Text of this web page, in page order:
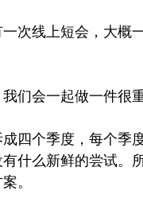
一次线上短会，大
们会一起做一件很
成四个季度，每个
什么新鲜的尝试。
。